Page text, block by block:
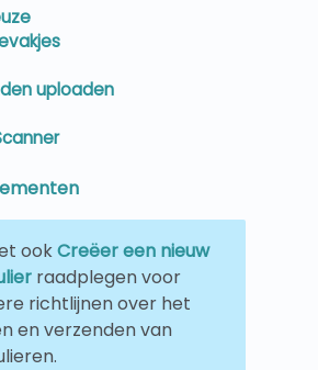
uploaden
ookCreëer een nieuw
raadplegen voor
richtlijnen over het
en verzenden van